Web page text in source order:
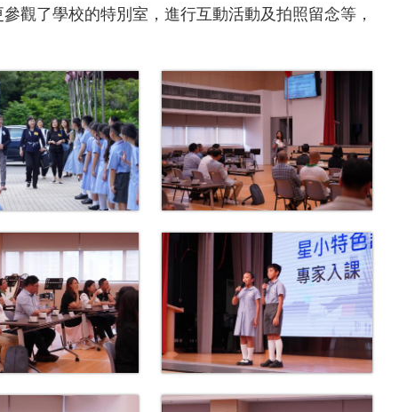
觀了學校的特別室，進行互動活動及拍照留念等，